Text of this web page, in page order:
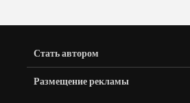
Стать автором
Размещение рекламы